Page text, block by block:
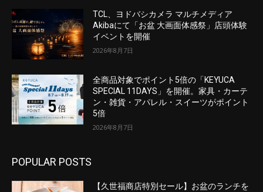
TCL、ヨドバシカメラ マルチメディア
Akibaにて「お盆 大画面体感祭」店頭体験
イベントを開催
2026年8月7日
全商品対象でポイント5倍の「KEYUCA
SPECIAL 11DAYS」を開催。家具・カーテ
ン・雑貨・アパレル・スイーツがポイント
5倍
2026年8月7日
POPULAR POSTS
【久世福商店特別セール】お盆のランチを